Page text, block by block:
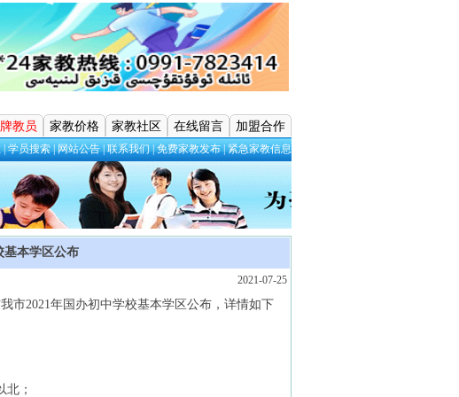
教员 家教价格 家教社区 在线留言 加盟合作
|学员搜索|网站公告|联系我们|免费家教发布|紧急家教信息
基本学区公布
2021-07-25
市2021年国办初中学校基本学区公布，详情如下
；